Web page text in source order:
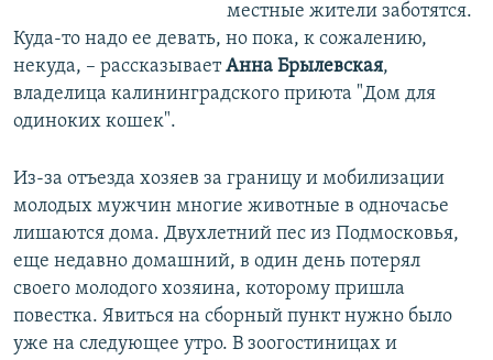
местные жители заботятся.
Куда-то надо ее девать, но пока, к сожалению,
некуда, – рассказываетАнна Брылевская,
владелица калининградского приюта "Дом для
одиноких кошек".
Из-за отъезда хозяев за границу и мобилизации
молодых мужчин многие животные в одночасье
лишаются дома. Двухлетний пес из Подмосковья,
еще недавно домашний, в один день потерял
своего молодого хозяина, которому пришла
повестка. Явиться на сборный пункт нужно было
уже на следующее утро. В зоогостиницах и